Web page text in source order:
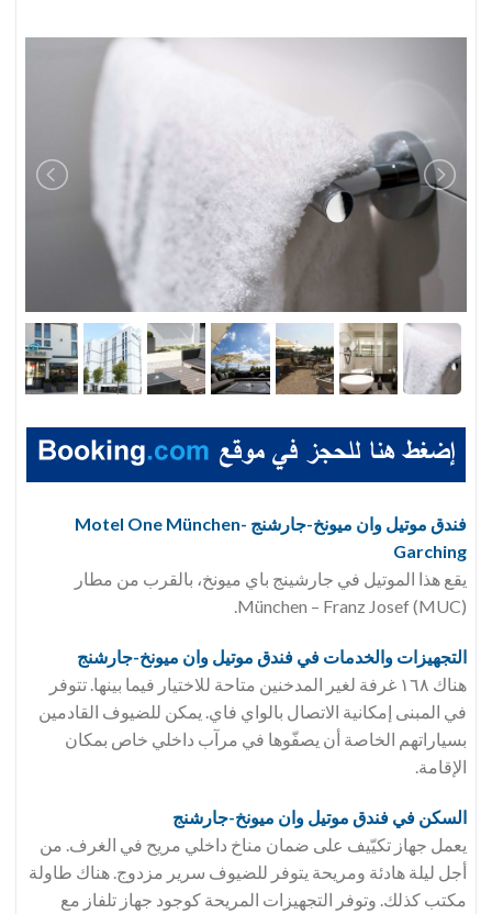
فندق موتيل وان ميونخ-جارشنج Motel One München-
Garching
يقع هذا الموتيل في جارشينج باي ميونخ، بالقرب من مطار
München – Franz Josef (MUC).
التجهيزات والخدمات في فندق موتيل وان ميونخ-جارشنج
هناك ١٦٨ غرفة لغير المدخنين متاحة للاختيار فيما بينها. تتوفر
في المبنى إمكانية الاتصال بالواي فاي. يمكن للضيوف القادمين
بسياراتهم الخاصة أن يصفّوها في مرآب داخلي خاص بمكان
الإقامة.
السكن في فندق موتيل وان ميونخ-جارشنج
يعمل جهاز تكيّيف على ضمان مناخ داخلي مريح في الغرف. من
أجل ليلة هادئة ومريحة يتوفر للضيوف سرير مزدوج. هناك طاولة
مكتب كذلك. وتوفر التجهيزات المريحة كوجود جهاز تلفاز مع